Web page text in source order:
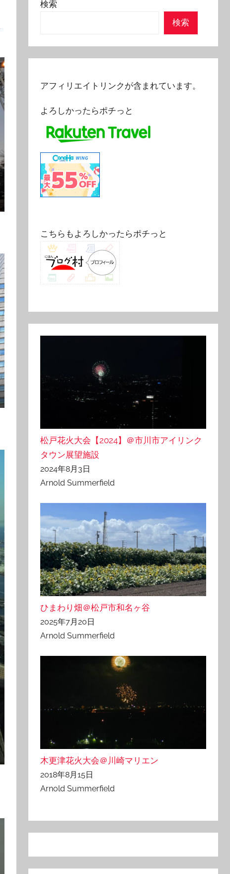
検索
検索
アフィリエイトリンクが含まれています。
よろしかったらポチっと
こちらもよろしかったらポチっと
松戸花火大会【2024】＠市川市アイリンク
タウン展望施設
2024年8月3日
Arnold Summerfield
ひまわり畑＠松戸市和名ヶ谷
2025年7月20日
Arnold Summerfield
木更津花火大会＠川崎マリエン
2018年8月15日
Arnold Summerfield